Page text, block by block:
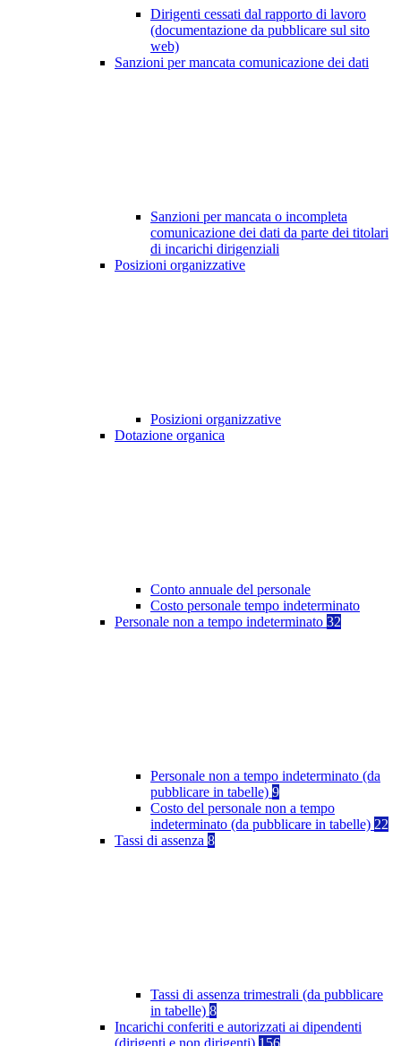
Dirigenti cessati dal rapporto di lavoro
(documentazione da pubblicare sul sito
web)
Sanzioni per mancata comunicazione dei dati
Sanzioni per mancata o incompleta
comunicazione dei dati da parte dei titolari
di incarichi dirigenziali
Posizioni organizzative
Posizioni organizzative
Dotazione organica
Conto annuale del personale
Costo personale tempo indeterminato
Personale non a tempo indeterminato 32
Personale non a tempo indeterminato (da
pubblicare in tabelle) 9
Costo del personale non a tempo
indeterminato (da pubblicare in tabelle) 22
Tassi di assenza 8
Tassi di assenza trimestrali (da pubblicare
in tabelle) 8
Incarichi conferiti e autorizzati ai dipendenti